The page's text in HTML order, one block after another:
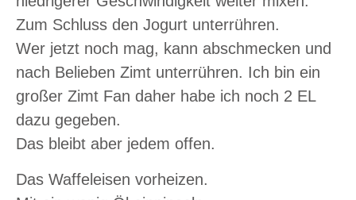
Zum Schluss den Jogurt unterrühren.
Wer jetzt noch mag, kann abschmecken und
nach Belieben Zimt unterrühren. Ich bin ein
großer Zimt Fan daher habe ich noch 2 EL
dazu gegeben.
Das bleibt aber jedem offen.
Das Waffeleisen vorheizen.